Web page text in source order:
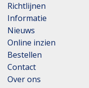
Richtlijnen
Informatie
Nieuws
Online inzien
Bestellen
Contact
Over ons